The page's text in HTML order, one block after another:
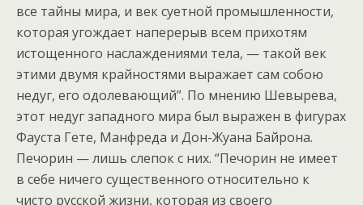
все тайны мира, и век суетной промышленности,
которая угождает наперерыв всем прихотям
истощенного наслаждениями тела, — такой век
этими двумя крайностями выражает сам собою
недуг, его одолевающий”. По мнению Шевырева,
этот недуг западного мира был выражен в фигурах
Фауста Гете, Манфреда и Дон-Жуана Байрона.
Печорин — лишь слепок с них. “Печорин не имеет
в себе ничего существенного относительно к
чисто русской жизни, которая из своего